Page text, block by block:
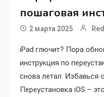
пошаговая
2 марта 2025
iPad глючит? Пора
инструкция по
снова летал. Избавься
Переустановка iOS –